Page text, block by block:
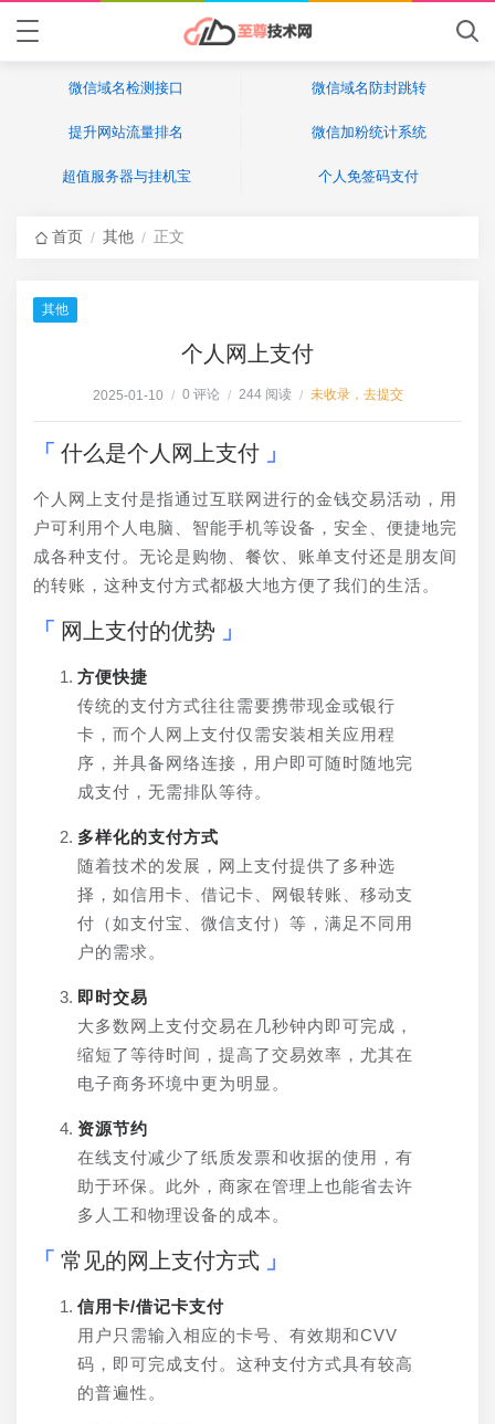
微信域名检测接口 微信域名防封跳转
提升网站流量排名 微信加粉统计系统
超值服务器与挂机宝 个人免签码支付
首页 / 其他 / 正文
其他
个人网上支付
2025-01-10 / 0 评论 / 244 阅读 / 未收录，去提交
什么是个人网上支付
个人网上支付是指通过互联网进行的金钱交易活动，用
户可利用个人电脑、智能手机等设备，安全、便捷地完
成各种支付。无论是购物、餐饮、账单支付还是朋友间
的转账，这种支付方式都极大地方便了我们的生活。
网上支付的优势
方便快捷
传统的支付方式往往需要携带现金或银行
卡，而个人网上支付仅需安装相关应用程
序，并具备网络连接，用户即可随时随地完
成支付，无需排队等待。
多样化的支付方式
随着技术的发展，网上支付提供了多种选
择，如信用卡、借记卡、网银转账、移动支
付（如支付宝、微信支付）等，满足不同用
户的需求。
即时交易
大多数网上支付交易在几秒钟内即可完成，
缩短了等待时间，提高了交易效率，尤其在
电子商务环境中更为明显。
资源节约
在线支付减少了纸质发票和收据的使用，有
助于环保。此外，商家在管理上也能省去许
多人工和物理设备的成本。
常见的网上支付方式
信用卡/借记卡支付
用户只需输入相应的卡号、有效期和CVV
码，即可完成支付。这种支付方式具有较高
的普遍性。